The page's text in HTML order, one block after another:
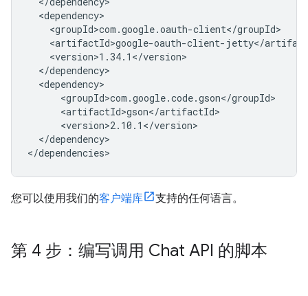
</dependency>
您可以使用我们的客户端库 支持的任何语言。
第 4 步：编写调用 Chat API 的脚本